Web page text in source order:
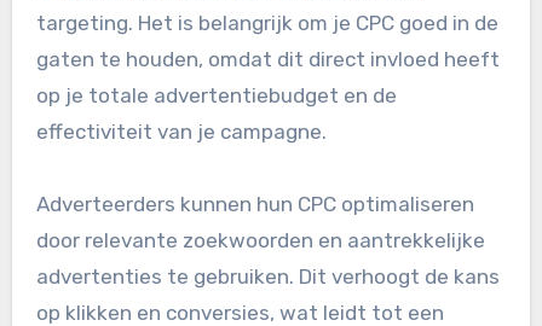
targeting. Het is belangrijk om je CPC goed in de
gaten te houden, omdat dit direct invloed heeft
op je totale advertentiebudget en de
effectiviteit van je campagne.
Adverteerders kunnen hun CPC optimaliseren
door relevante zoekwoorden en aantrekkelijke
advertenties te gebruiken. Dit verhoogt de kans
op klikken en conversies, wat leidt tot een